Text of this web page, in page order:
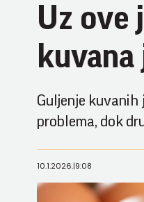
Uz ove
kuvana
Guljenje kuvanih
problema, dok
10.1.2026.|9:08